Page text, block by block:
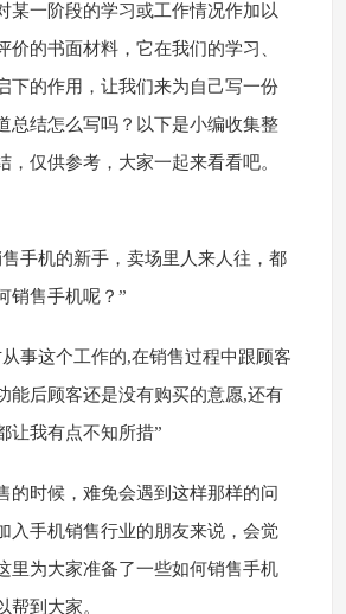
某一阶段的学习或工作情况作加以
价的书面材料，它在我们的学习、
下的作用，让我们来为自己写一份
总结怎么写吗？以下是小编收集整
，仅供参考，大家一起来看看吧。
手机的新手，卖场里人来人往，都
销售手机呢？”
事这个工作的,在销售过程中跟顾客
能后顾客还是没有购买的意愿,还有
让我有点不知所措”
的时候，难免会遇到这样那样的问
入手机销售行业的朋友来说，会觉
里为大家准备了一些如何销售手机
帮到大家。